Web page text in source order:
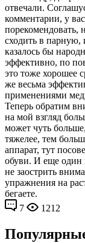
отвечали.
комментарии, у
порекомендовать,
сходить в парную,
казалось бы
эффективно, по
это тоже хорошее
же весьма
применениями
Теперь обратим
на мой взгляд
может чуть
тяжелее, тем
аппарат, тут
обуви. И еще один
не заострить
упражнения на
бегаете.
7
1212